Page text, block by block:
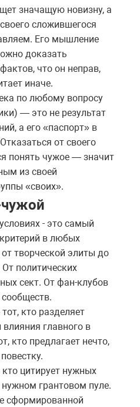
значащую новизну, а
сложившегося
Его мышление
доказать
что он неправ,
иначе.
по любому вопросу
— это не результат
а его «паспорт» в
от своего
понять чужое — значит
из своей
«своих».
- это самый
в любых
творческой элиты до
политических
сект. От фан-клубов
кто разделяет
главного в
кто предлагает нечто,
цитирует нужных
нужном грантовом пуле.
сформированной